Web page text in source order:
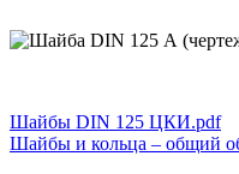
Шайбы DIN 125 ЦКИ.pdf
Шайбы и кольца – общий